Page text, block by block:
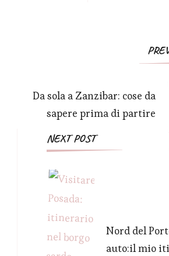
Post
Da sola a Zanzibar: cose da
sapere prima di partire
NEXT POST
Nord del
auto:il mio